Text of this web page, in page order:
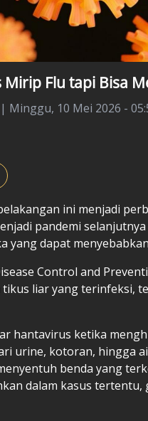
Flu tapi Bisa
Minggu, 10 Mei 2026 -
ini menjadi
pandemi
yang dapat
Control and
liar yang terinfeksi,
hantavirus ketika
urine, kotoran, hingga
benda yang
dalam kasus